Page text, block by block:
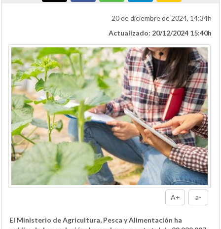
20 de diciembre de 2024, 14:34h
Actualizado: 20/12/2024 15:40h
A+ a-
El Ministerio de Agricultura, Pesca y Alimentación ha